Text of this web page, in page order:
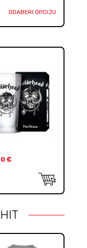
ODABERI OPCIJU
€